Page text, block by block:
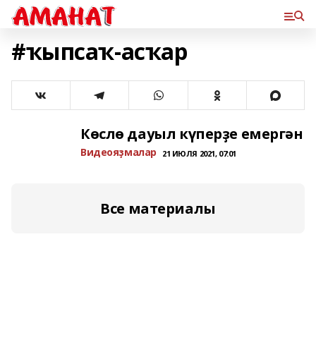
#ҡыпсаҡ-асҡар
Көслө дауыл күперҙе емергән
Bидеояҙмалар 21 ИЮЛЯ 2021, 07:01
Все материалы